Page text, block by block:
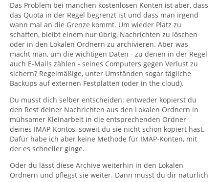
Das Problem bei manchen kostenlosen Konten ist aber, dass
das Quota in der Regel begrenzt ist und dass man irgend
wann mal an die Grenze kommt. Um wieder Platz zu
schaffen, bleibt einem nur übrig, Nachrichten zu lôschen
oder in den Lokalen Ordnern zu archivieren. Aber was
macht man, um die wichtigen Daten - zu denen in der Regel
auch E-Mails zählen - seines Computers gegen Verlust zu
sichern? Regelmäßige, unter Umstânden sogar tägliche
Backups auf externen Festplatten (oder in the cloud).
Du musst dich selber entscheiden: entweder kopierst du
den Rest deiner Nachrichten aus den Lokalen Ordnern in
mühsamer Kleinarbeit in die entsprechenden Ordner
deines IMAP-Kontos, soweit du sie nicht schon kopiert hast.
Dafür habe ich aber keine Methode für IMAP-Konten, mit
der es schneller ginge.
Oder du lässt diese Archive weiterhin in den Lokalen
Ordnern und pflegst sie weiter. Dann musst du dir natürlich